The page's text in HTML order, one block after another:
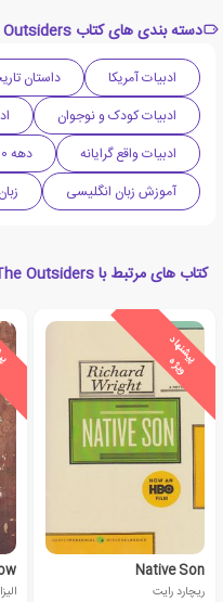
دسته بندی های کتاب The Outsiders
ادبیات آمریکا داستان
ادبیات کودک و نوجوان
ادبیات واقع گرایانه
دهه 1960 میلادی
آموزش زبان انگلیسی
کتاب های مرتبط با The Outsiders
پ
ی
ش
ن
ه
ا
د
و
ی
ژ
ه
Native Son
ریچارد رایت